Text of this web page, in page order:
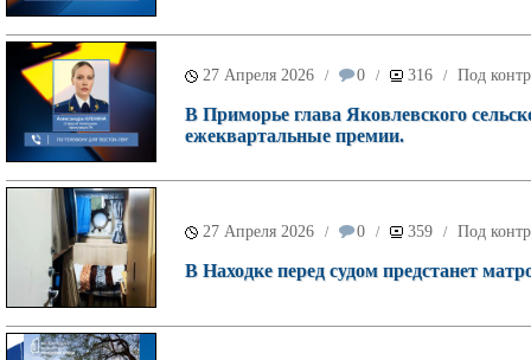
27 Апреля 2026 / 0 / 316 / Под
В Приморье глава Яковлевского
ежеквартальные премии.
27 Апреля 2026 / 0 / 359 / Под
В Находке перед судом предстанет